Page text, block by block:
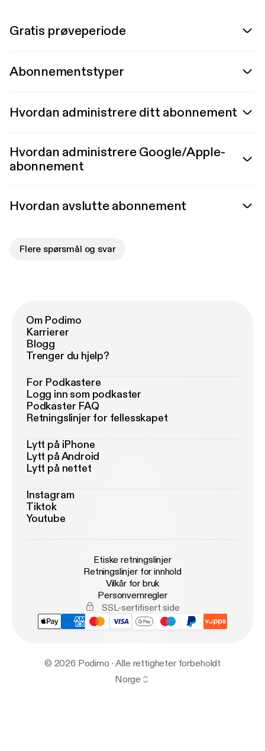
Gratis prøveperiode
Abonnementstyper
Hvordan administrere ditt abonnement
Hvordan administrere Google/Apple-
abonnement
Hvordan avslutte abonnement
Flere spørsmål og svar
Om Podimo
Karrierer
Blogg
Trenger du hjelp?
For Podkastere
Logg inn som podkaster
Podkaster FAQ
Retningslinjer for fellesskapet
Lytt på iPhone
Lytt på Android
Lytt på nettet
Instagram
Tiktok
Youtube
Etiske retningslinjer
Retningslinjer for innhold
Vilkår for bruk
Personvernregler
SSL-sertifisert side
© 2026 Podimo · Alle rettigheter forbeholdt
Norge